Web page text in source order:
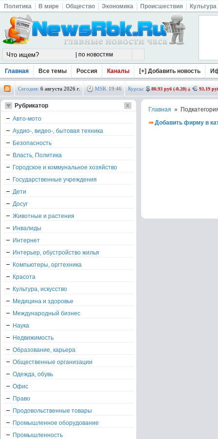
Политика В мире Общество Экономика Происшествия Культура
Главная Все темы Россия Каналы [+] Добавить новость
Сегодня: 6 августа 2026 г. MSK 19:46 Курсы: 80.93 руб (-0.20) 93.19
Главная »
⇒ Добавить фирму в
Рубрикатор
Авто-мото
Аудио-, видео-, бытовая техника
Безопасность
Власть, Политика
Городское и коммунальное хозяйство
Государственные учреждения
Дети
Досуг
Животные и растения
Инвалиды
Интернет
Интерьер, обустройство жилья
Компьютеры, оргтехника
Красота
Культура, искусство
Медицина и здоровье
Международный бизнес
Наука
Недвижимость
Образование, карьера
Общественные организации
Одежда, обувь
Офис
Право
Продовольственные товары
Промышленное оборудование
Промышленность